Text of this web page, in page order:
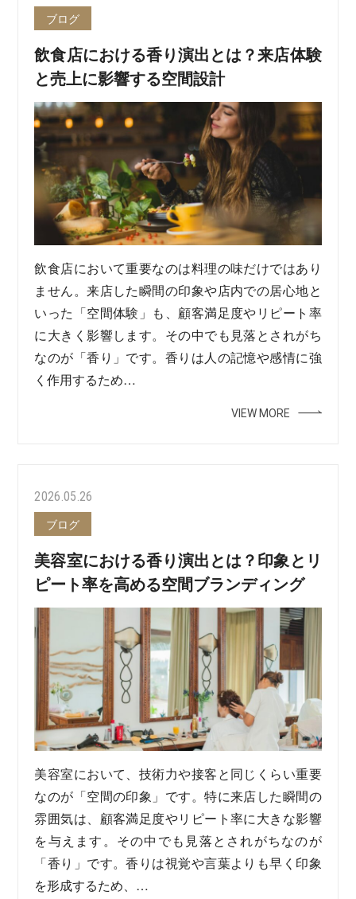
ブログ
飲食店における香り演出とは？来店体験
と売上に影響する空間設計
飲食店において重要なのは料理の味だけではあり
ません。来店した瞬間の印象や店内での居心地と
いった「空間体験」も、顧客満足度やリピート率
に大きく影響します。その中でも見落とされがち
なのが「香り」です。香りは人の記憶や感情に強
く作用するため…
VIEW MORE
2026.05.26
ブログ
美容室における香り演出とは？印象とリ
ピート率を高める空間ブランディング
美容室において、技術力や接客と同じくらい重要
なのが「空間の印象」です。特に来店した瞬間の
雰囲気は、顧客満足度やリピート率に大きな影響
を与えます。その中でも見落とされがちなのが
「香り」です。香りは視覚や言葉よりも早く印象
を形成するため、…